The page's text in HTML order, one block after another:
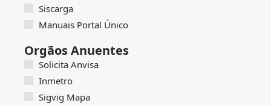
Siscarga
Manuais Portal Único
Orgãos Anuentes
Solicita Anvisa
Inmetro
Sigvig Mapa